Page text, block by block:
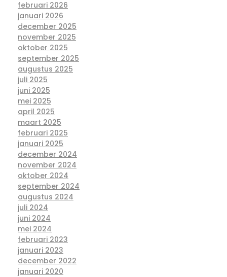
februari 2026
januari 2026
december 2025
november 2025
oktober 2025
september 2025
augustus 2025
juli 2025
juni 2025
mei 2025
april 2025
maart 2025
februari 2025
januari 2025
december 2024
november 2024
oktober 2024
september 2024
augustus 2024
juli 2024
juni 2024
mei 2024
februari 2023
januari 2023
december 2022
januari 2020